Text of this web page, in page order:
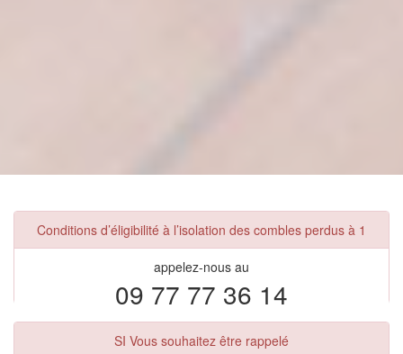
Conditions d’éligibilité à l’isolation des combles perdus à 1
appelez-nous au
09 77 77 36 14
SI Vous souhaitez être rappelé